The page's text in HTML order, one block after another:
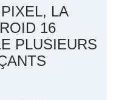
LA
16
PLUSIEURS